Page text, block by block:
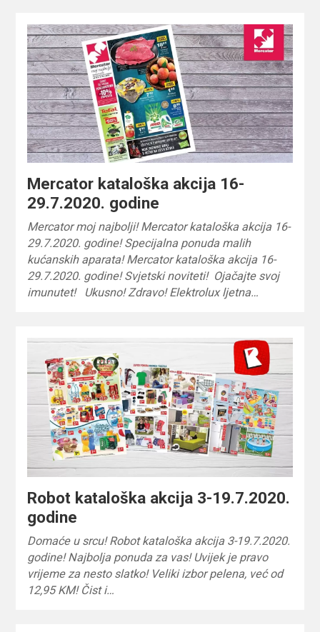
Mercator kataloška akcija 16-
29.7.2020. godine
Mercator moj najbolji! Mercator kataloška akcija 16-
29.7.2020. godine! Specijalna ponuda malih
kućanskih aparata! Mercator kataloška akcija 16-
29.7.2020. godine! Svjetski noviteti! Ojačajte svoj
imunutet! Ukusno! Zdravo! Elektrolux ljetna…
Robot kataloška akcija 3-19.7.2020.
godine
Domaće u srcu! Robot kataloška akcija 3-19.7.2020.
godine! Najbolja ponuda za vas! Uvijek je pravo
vrijeme za nesto slatko! Veliki izbor pelena, već od
12,95 KM! Čist i…